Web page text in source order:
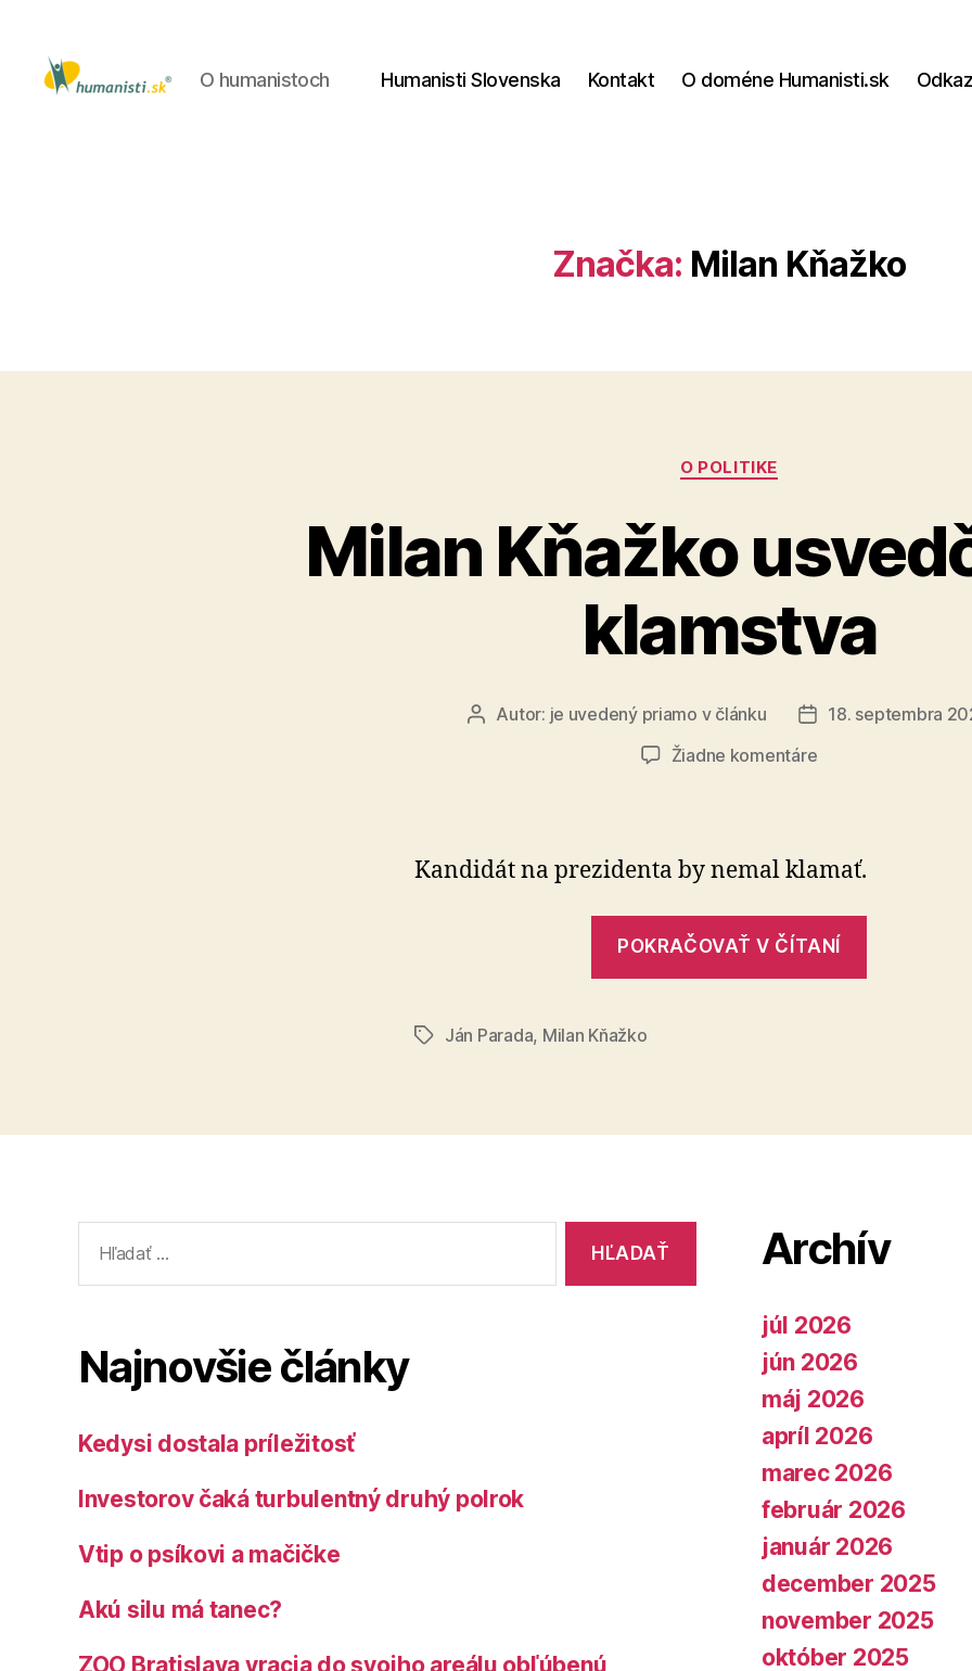
O humanistoch Humanisti Slovenska Kontakt O doméne Humanisti.sk
Značka: Milan Kňažko
Kategórie
O POLITIKE
Milan Kňažko
klamstva
AutorAutor: je uvedený priamo v článku
Dátum
18. septembra
Žiadne komentárena
klamstva
Kandidát na prezidenta by nemal klamať.
POKRAČOVAŤ V ČÍTANÍ
ZnačkyJán Parada, Milan Kňažko
Najnovšie články
Kedysi dostala príležitosť
Investorov čaká turbulentný druhý polrok
Vtip o psíkovi a mačičke
Akú silu má tanec?
ZOO Bratislava vracia do svojho areálu obľúbenú
Archív
júl 2026
jún 2026
máj 2026
apríl 2026
marec 2026
február 2026
január 2026
december 2025
november 2025
október 2025